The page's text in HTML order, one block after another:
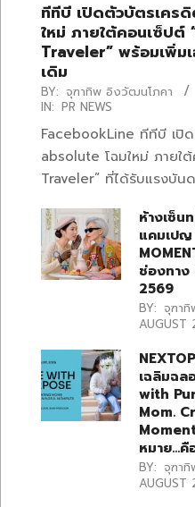
ทีทีบี เปิดตัวบัตรเคร
ใหม่ ภายใต้คอนเซ็ป
Traveler” พร้อมเพิ่ม
เดิม
BY: จุฑาทิพ อิงวัฒนโภคา
IN: PR NEWS
FacebookLine ทีทีบี เปิ
absolute โฉมใหม่ ภายใ
Traveler” ที่ได้รับแรงบันด
ห้างเซ็
แคมเปญ
ช่องทาง
2569
BY: จุฑา
AUGUST
เฉลิมฉล
with
Mom.
หมาย…
BY: จุฑา
AUGUST